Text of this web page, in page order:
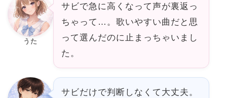
うた
サビで急に高くなって声が裏返っ
ちゃって…。歌いやすい曲だと思
って選んだのに止まっちゃいまし
た。
サビだけで判断しなくて大丈夫。